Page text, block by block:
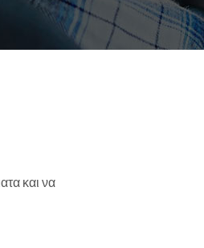
και να